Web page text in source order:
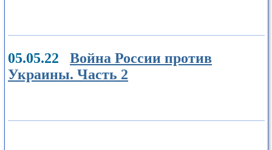
05.05.22 Война России против
Украины. Часть 2